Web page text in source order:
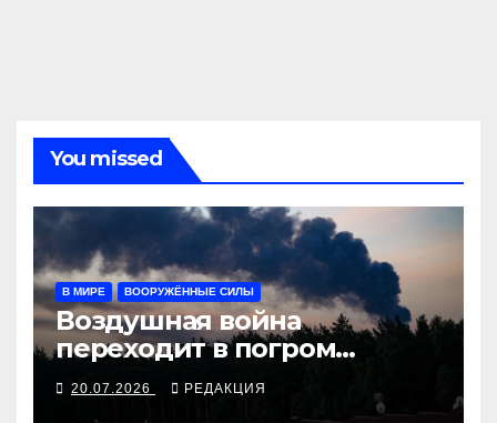
You missed
В МИРЕ ВООРУЖЁННЫЕ СИЛЫ
Воздушная война
переходит в погром
тыловой инфраструктуры
сторон
20.07.2026 РЕДАКЦИЯ